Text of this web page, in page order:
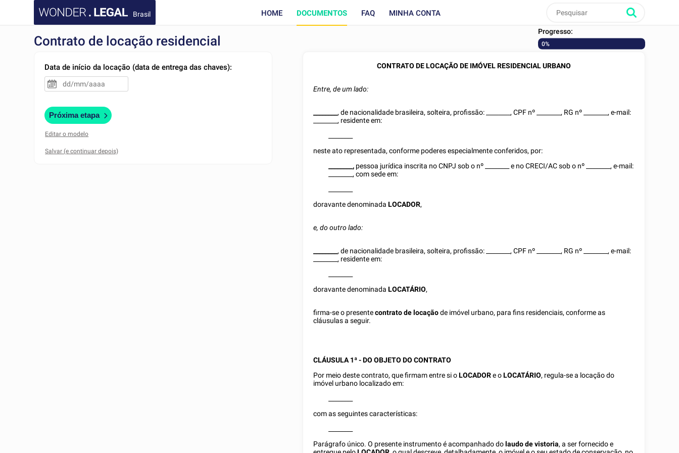
Brasil HOME DOCUMENTOS FAQ MINHA CONTA
Contrato de locação residencial
Progresso:
0%
Data de início da locação (data de entrega das chaves):
Próxima etapa
Editar o modelo
CONTRATO DE LOCAÇÃO DE IMÓVEL RESIDENCIAL URBANO
Entre, de um lado:
, de nacionalidade brasileira, solteira, profissão: , CPF nº , RG nº
, e-mail:
, residente em:
neste ato representada, conforme poderes especialmente conferidos, por:
, pessoa jurídica inscrita no CNPJ sob o nº e no CRECI/ACsob o nº
, e-mail:
, com sede em:
doravante denominadaLOCADOR,
e, do outro lado:
, de nacionalidade brasileira, solteira, profissão: , CPF nº , RG nº
, e-mail:
, residente em:
doravante denominadaLOCATÁRIO,
firma-se o presentecontrato de locaçãode imóvel urbano, para fins residenciais, conforme as
cláusulas a seguir.
CLÁUSULA 1ª - DO OBJETO DO CONTRATO
Por meio deste contrato, que firmam entre si oLOCADORe oLOCATÁRIO, regula-se a locação do
imóvel urbano localizado em:
com as seguintes características:
Parágrafo único. O presente instrumento é acompanhado do laudo de vistoria, a ser fornecido e